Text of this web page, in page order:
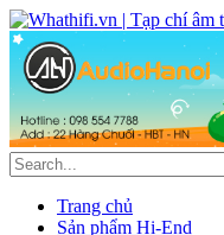
Trang chủ
Sản phẩm Hi-End